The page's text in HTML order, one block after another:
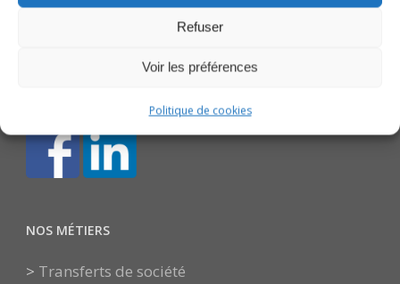
Refuser
Voir les préférences
Politique de cookies
92000 Nanterre
NOS MÉTIERS
> Transferts de société